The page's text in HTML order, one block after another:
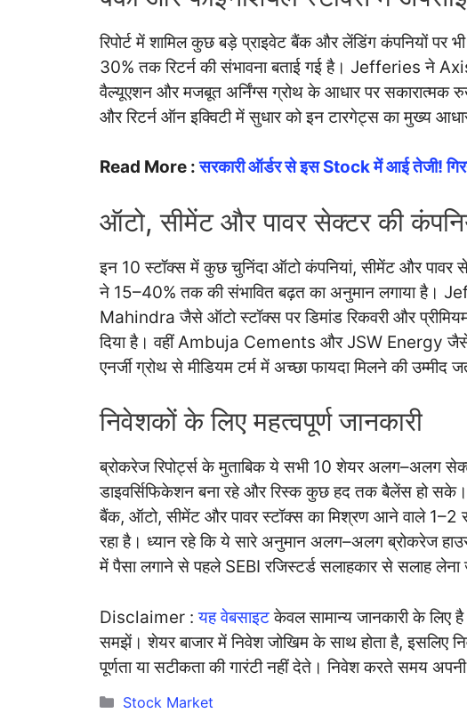
रिपोर्ट में शामिल कुछ बड़े प्राइवेट बैंक और लेंडिंग कंपनियों पर
30% तक रिटर्न की संभावना बताई गई है। Jefferies ने
वैल्यूएशन और मजबूत अर्निंग्स ग्रोथ के आधार पर सकारात्मक
और रिटर्न ऑन इक्विटी में सुधार को इन टारगेट्स का मुख्य आधार
Read More :सरकारी ऑर्डर से इस Stock में आई तेजी! गिरते
ऑटो, सीमेंट और पावर सेक्टर की
इन 10 स्टॉक्स में कुछ चुनिंदा ऑटो कंपनियां, सीमेंट और पावर
ने 15–40% तक की संभावित बढ़त का अनुमान लगाया
Mahindra जैसे ऑटो स्टॉक्स पर डिमांड रिकवरी और
दिया है। वहीं Ambuja Cements और JSW Energy जैसे
एनर्जी ग्रोथ से मीडियम टर्म में अच्छा फायदा मिलने की उम्मीद
निवेशकों के लिए महत्वपूर्ण जानकारी
ब्रोकरेज रिपोर्ट्स के मुताबिक ये सभी 10 शेयर अलग–अलग
डाइवर्सिफिकेशन बना रहे और रिस्क कुछ हद तक बैलेंस हो
बैंक, ऑटो, सीमेंट और पावर स्टॉक्स का मिश्रण आने वाले 1–2
रहा है। ध्यान रहे कि ये सारे अनुमान अलग–अलग ब्रोकरेज
में पैसा लगाने से पहले SEBI रजिस्टर्ड सलाहकार से सलाह लेना
Disclaimer :यह वेबसाइटकेवल सामान्य जानकारी के लिए
समझें। शेयर बाजार में निवेश जोखिम के साथ होता है, इसलिए
पूर्णता या सटीकता की गारंटी नहीं देते। निवेश करते समय
Categories
Stock Market